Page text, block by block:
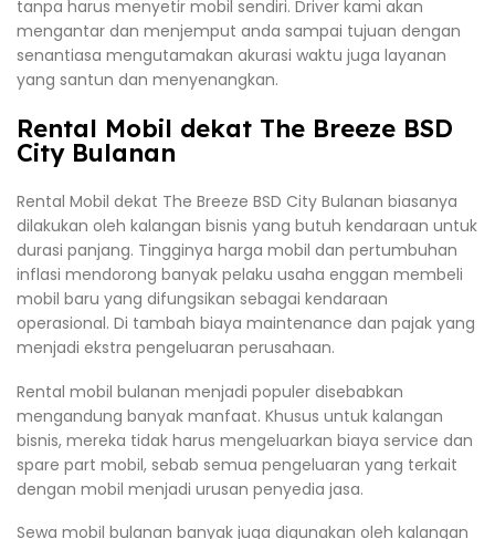
tanpa harus menyetir mobil sendiri. Driver kami akan
mengantar dan menjemput anda sampai tujuan dengan
senantiasa mengutamakan akurasi waktu juga layanan
yang santun dan menyenangkan.
Rental Mobil dekat The Breeze BSD
City Bulanan
Rental Mobil dekat The Breeze BSD City Bulanan biasanya
dilakukan oleh kalangan bisnis yang butuh kendaraan untuk
durasi panjang. Tingginya harga mobil dan pertumbuhan
inflasi mendorong banyak pelaku usaha enggan membeli
mobil baru yang difungsikan sebagai kendaraan
operasional. Di tambah biaya maintenance dan pajak yang
menjadi ekstra pengeluaran perusahaan.
Rental mobil bulanan menjadi populer disebabkan
mengandung banyak manfaat. Khusus untuk kalangan
bisnis, mereka tidak harus mengeluarkan biaya service dan
spare part mobil, sebab semua pengeluaran yang terkait
dengan mobil menjadi urusan penyedia jasa.
Sewa mobil bulanan banyak juga digunakan oleh kalangan